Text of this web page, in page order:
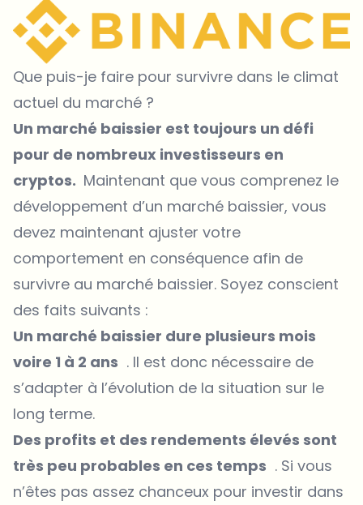
Que puis-je faire pour survivre dans le climat
actuel du marché ?
Un marché baissier est toujours un défi
pour de nombreux investisseurs en
cryptos. Maintenant que vous comprenez le
développement d’un marché baissier, vous
devez maintenant ajuster votre
comportement en conséquence afin de
survivre au marché baissier. Soyez conscient
des faits suivants :
Un marché baissier dure plusieurs mois
voire 1 à 2 ans . Il est donc nécessaire de
s’adapter à l’évolution de la situation sur le
long terme.
Des profits et des rendements élevés sont
très peu probables en ces temps . Si vous
n’êtes pas assez chanceux pour investir dans